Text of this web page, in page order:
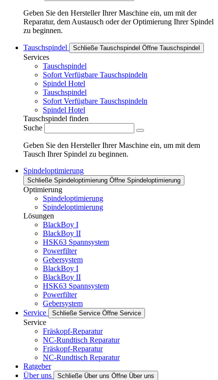
Geben Sie den Hersteller Ihrer Maschine ein, um mit der
Reparatur, dem Austausch oder der Optimierung Ihrer Spindel
zu beginnen.
Tauschspindel Schließe Tauschspindel Öffne Tauschspindel
Services
Tauschspindel
Sofort Verfügbare Tauschspindeln
Spindel Hotel
Tauschspindel
Sofort Verfügbare Tauschspindeln
Spindel Hotel
Tauschspindel finden
Suche
Geben Sie den Hersteller Ihrer Maschine ein, um mit dem
Tausch Ihrer Spindel zu beginnen.
Spindeloptimierung
Schließe Spindeloptimierung Öffne Spindeloptimierung
Optimierung
Spindeloptimierung
Spindeloptimierung
Lösungen
BlackBoy I
BlackBoy II
HSK63 Spannsystem
Powerfilter
Gebersystem
BlackBoy I
BlackBoy II
HSK63 Spannsystem
Powerfilter
Gebersystem
Service
Schließe Service Öffne Service
Service
Fräskopf-Reparatur
NC-Rundtisch Reparatur
Fräskopf-Reparatur
NC-Rundtisch Reparatur
Ratgeber
Über uns
Schließe Über uns Öffne Über uns